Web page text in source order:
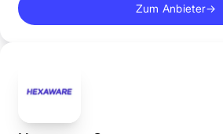
Zum Anbieter→